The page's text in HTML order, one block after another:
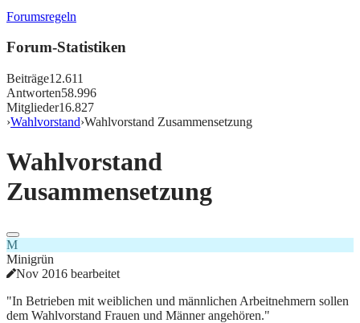
Forumsregeln
Forum-Statistiken
Beiträge12.611
Antworten58.996
Mitglieder16.827
›Wahlvorstand›Wahlvorstand Zusammensetzung
Wahlvorstand
Zusammensetzung
M
Minigrün
Nov 2016 bearbeitet
"In Betrieben mit weiblichen und männlichen Arbeitnehmern sollen
dem Wahlvorstand Frauen und Männer angehören."